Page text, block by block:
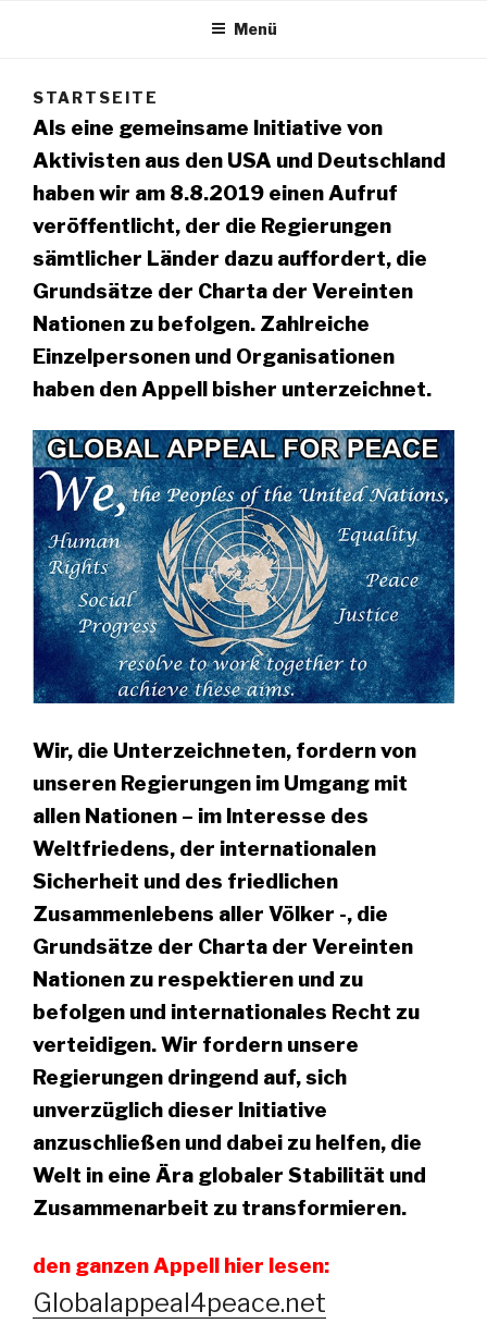
Menü
STARTSEITE
Als eine gemeinsame Initiative von
Aktivisten aus den USA und Deutschland
haben wir am 8.8.2019 einen Aufruf
veröffentlicht, der die Regierungen
sämtlicher Länder dazu auffordert, die
Grundsätze der Charta der Vereinten
Nationen zu befolgen. Zahlreiche
Einzelpersonen und Organisationen
haben den Appell bisher unterzeichnet.
Wir, die Unterzeichneten, fordern von
unseren Regierungen im Umgang mit
allen Nationen – im Interesse des
Weltfriedens, der internationalen
Sicherheit und des friedlichen
Zusammenlebens aller Völker -, die
Grundsätze der Charta der Vereinten
Nationen zu respektieren und zu
befolgen und internationales Recht zu
verteidigen. Wir fordern unsere
Regierungen dringend auf, sich
unverzüglich dieser Initiative
anzuschließen und dabei zu helfen, die
Welt in eine Ära globaler Stabilität und
Zusammenarbeit zu transformieren.
den ganzen Appell hier lesen:
Globalappeal4peace.net